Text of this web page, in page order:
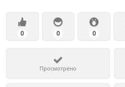
0 0 0
Просмотрено